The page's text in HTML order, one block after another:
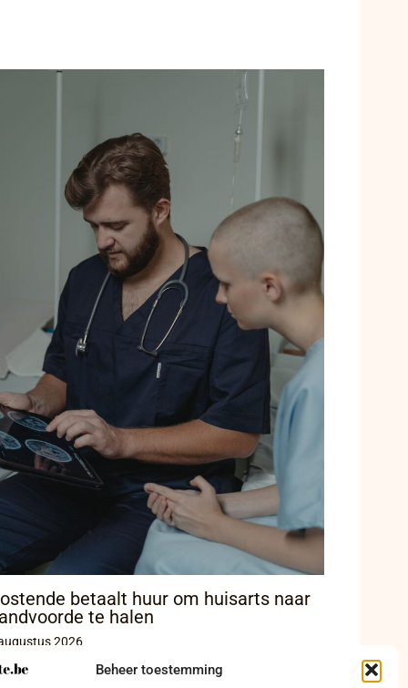
Beheer toestemming
betaalt huur om huisarts naar
te halen
2026